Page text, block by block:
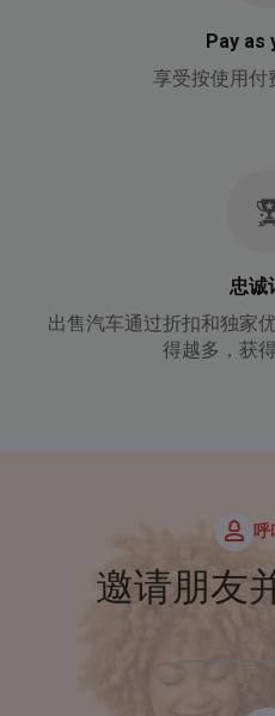
Pay as
享受按使用付
忠诚
出售汽车通过折扣和独家
得越多，获
呼
邀请朋友